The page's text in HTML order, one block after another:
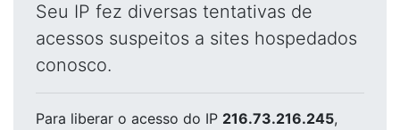
Seu IP fez diversas tentativas de
acessos suspeitos a sites hospedados
conosco.
Para liberar o acesso do IP 216.73.216.245,